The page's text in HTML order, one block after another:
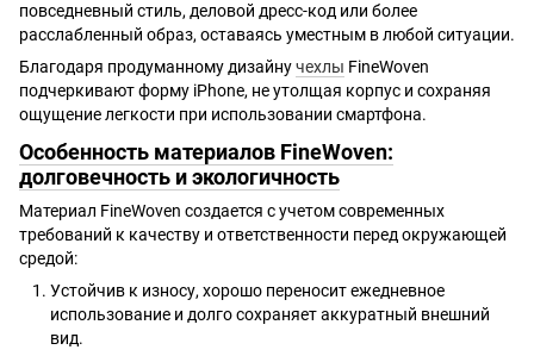
повседневный стиль, деловой дресс-код или более
расслабленный образ, оставаясь уместным в любой ситуации.
Благодаря продуманному дизайнучехлы FineWoven
подчеркивают форму iPhone, не утолщая корпус и сохраняя
ощущение легкости при использовании смартфона.
Особенность материалов FineWoven:
долговечность и экологичность
Материал FineWoven создается с учетом современных
требований к качеству и ответственности перед окружающей
средой:
Устойчив к износу, хорошо переносит ежедневное
использование и долго сохраняет аккуратный внешний
вид.